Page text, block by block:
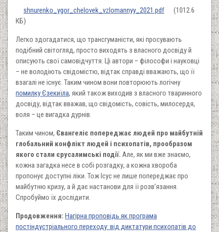
Document
shnurenko_ygor_chelovek_vzlomannyy_2021.pdf
(1012.6
КБ)
Легко здогадатися, що трансгуманісти, які просувають
подібний світогляд, просто виходять з власного досвіду й
описують свої самовідчуття. Ці автори – філософи і науковці
– не володіють свідомістю, відтак справді вважають, що її
взагалі не існує. Таким чином вони повторюють логічну
помилку Єзекиїла, який також виходив з власного тваринного
досвіду, відтак вважав, що свідомість, совість, милосердя,
воля – це вигадка дурнів.
Таким чином, Євангеліє попереджає людей про майбутній
глобальний конфлікт людей і психопатів, прообразом
якого стали єрусалимські події. Але, як ми вже знаємо,
кожна загадка несе в собі розгадку, а кожна хвороба
пропонує доступні ліки. Тож Ісус не лише попереджає про
майбутню кризу, а й дає настанови для її розв’язання.
Спробуймо їх дослідити.
Продовження: Нагірна проповідь як програма
постіндустріального переходу: від диктатури психопатів до